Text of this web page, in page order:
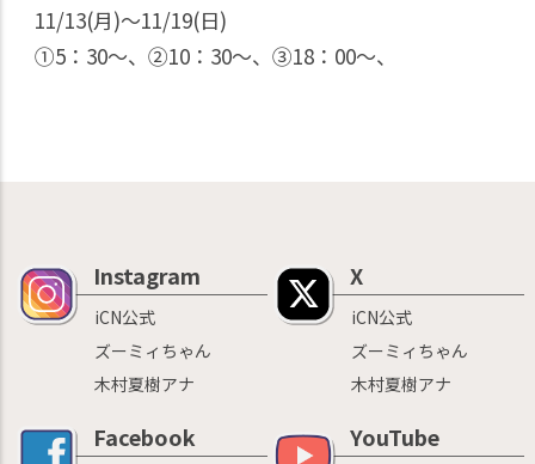
11/13(月)〜11/19(日)
①5：30〜、②10：30〜、③18：00〜、
Instagram
iCN公式
ズーミィちゃん
木村夏樹アナ
X
iCN公式
ズーミィちゃん
木村夏樹アナ
Facebook YouTube